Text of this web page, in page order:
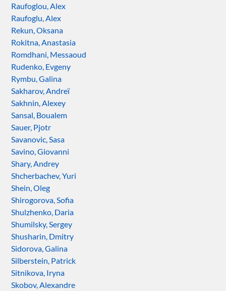
Raufoglou, Alex
Raufoglu, Alex
Rekun, Oksana
Rokitna, Anastasia
Romdhani, Messaoud
Rudenko, Evgeny
Rymbu, Galina
Sakharov, Andreï
Sakhnin, Alexey
Sansal, Boualem
Sauer, Pjotr
Savanovic, Sasa
Savino, Giovanni
Shary, Andrey
Shcherbachev, Yuri
Shein, Oleg
Shirogorova, Sofia
Shulzhenko, Daria
Shumilsky, Sergey
Shusharin, Dmitry
Sidorova, Galina
Silberstein, Patrick
Sitnikova, Iryna
Skobov, Alexandre